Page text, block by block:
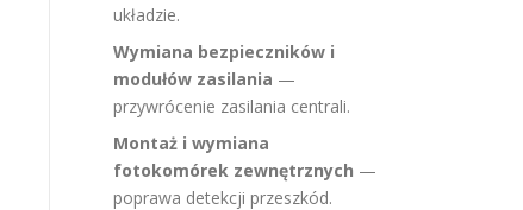
układzie.
Wymiana bezpieczników i
modułów zasilania —
przywrócenie zasilania centrali.
Montaż i wymiana
fotokomórek zewnętrznych —
poprawa detekcji przeszkód.